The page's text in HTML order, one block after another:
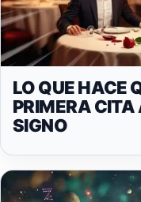
LO QUE HACE
PRIMERA
SIGNO